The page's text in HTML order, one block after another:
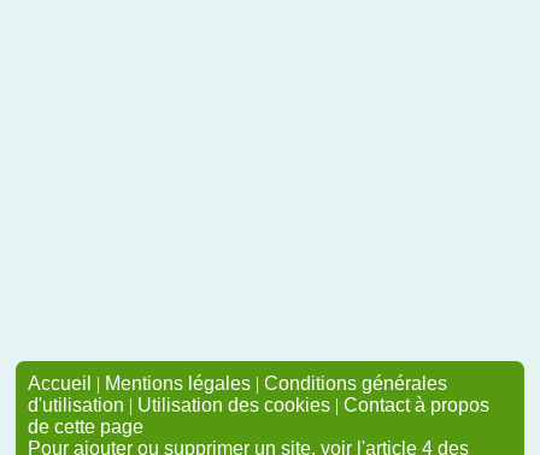
Accueil | Mentions légales | Conditions générales
d'utilisation | Utilisation des cookies | Contact à propos
de cette page
Pour ajouter ou supprimer un site, voir l'article 4 des